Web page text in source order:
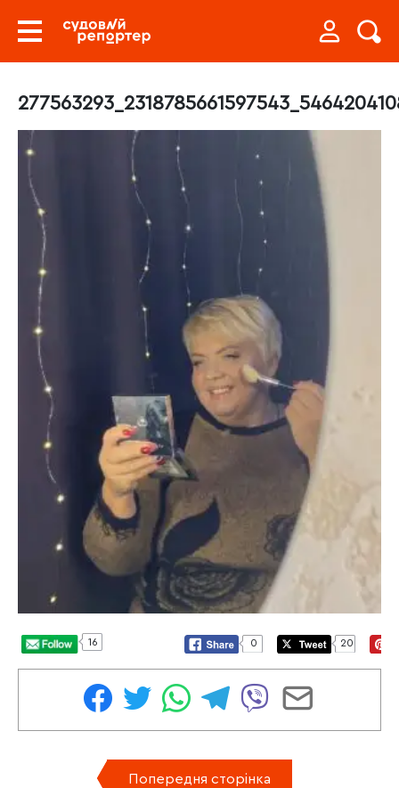
16 0 20
Попередня сторінка